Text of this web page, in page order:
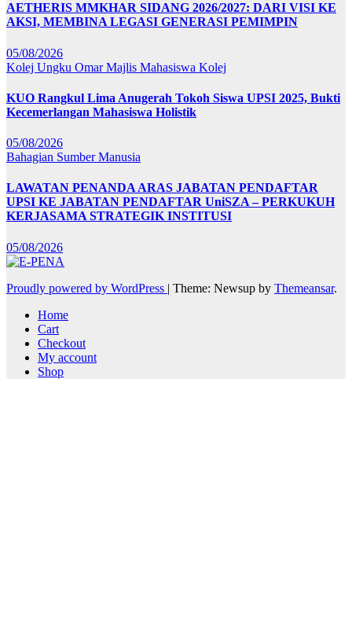
AETHERIS MMKHAR SIDANG 2026/2027: DARI VISI KE
AKSI, MEMBINA LEGASI GENERASI PEMIMPIN
05/08/2026
Kolej Ungku OmarMajlis Mahasiswa Kolej
KUO Rangkul Lima Anugerah Tokoh Siswa UPSI 2025, Bukti
Kecemerlangan Mahasiswa Holistik
05/08/2026
Bahagian Sumber Manusia
LAWATAN PENANDA ARAS JABATAN PENDAFTAR
UPSI KE JABATAN PENDAFTAR UniSZA – PERKUKUH
KERJASAMA STRATEGIK INSTITUSI
05/08/2026
Proudly powered by WordPress | Theme: Newsup by Themeansar.
Home
Cart
Checkout
My account
Shop